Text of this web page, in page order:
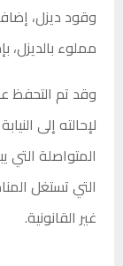
مملوء بالديزل،
وقد تم التحفظ
لإحالته إلى
المتواصلة
التي تستغل
غير القانونية.